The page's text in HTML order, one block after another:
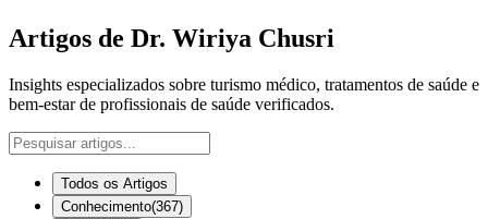
Artigos de Dr. Wiriya Chusri
Insights especializados sobre turismo médico, tratamentos de saúde e
bem-estar de profissionais de saúde verificados.
Todos os Artigos
Conhecimento(367)